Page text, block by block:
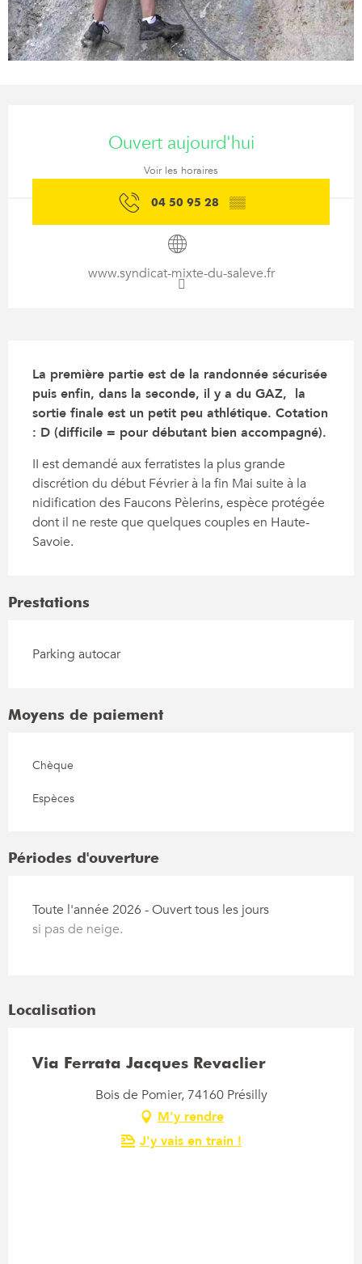
Ouvert aujourd'hui
Voir les horaires
04 50 95 28 ▒▒
www.syndicat-mixte-du-saleve.fr
La première partie est de la randonnée sécurisée
puis enfin, dans la seconde, il y a du GAZ,  la
sortie finale est un petit peu athlétique. Cotation
: D (difficile = pour débutant bien accompagné).
II est demandé aux ferratistes la plus grande
discrétion du début Février à la fin Mai suite à la
nidification des Faucons Pèlerins, espèce protégée
dont il ne reste que quelques couples en Haute-
Savoie.
Prestations
Parking autocar
Moyens de paiement
Chèque
Espèces
Périodes d'ouverture
Toute l'année 2026 - Ouvert tous les jours
si pas de neige.
Localisation
Via Ferrata Jacques Revaclier
Bois de Pomier, 74160 Présilly
M'y rendre
J'y vais en train !